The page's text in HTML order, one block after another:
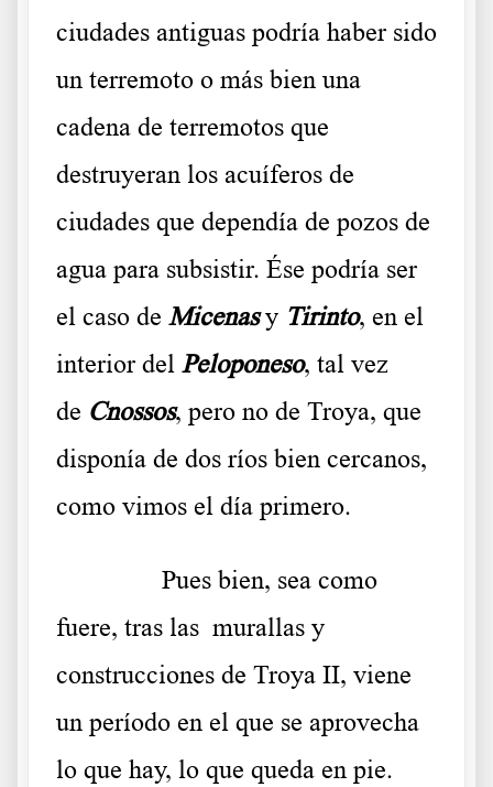
ciudades antiguas podría haber sido
un terremoto o más bien una
cadena de terremotos que
destruyeran los acuíferos de
ciudades que dependía de pozos de
agua para subsistir. Ése podría ser
el caso de Micenasy Tirinto, en el
interior del Peloponeso, tal vez
de Cnossos, pero no de Troya, que
disponía de dos ríos bien cercanos,
como vimos el día primero.
Pues bien, sea como
fuere, tras las murallas y
construcciones de Troya II, viene
un período en el que se aprovecha
lo que hay, lo que queda en pie.